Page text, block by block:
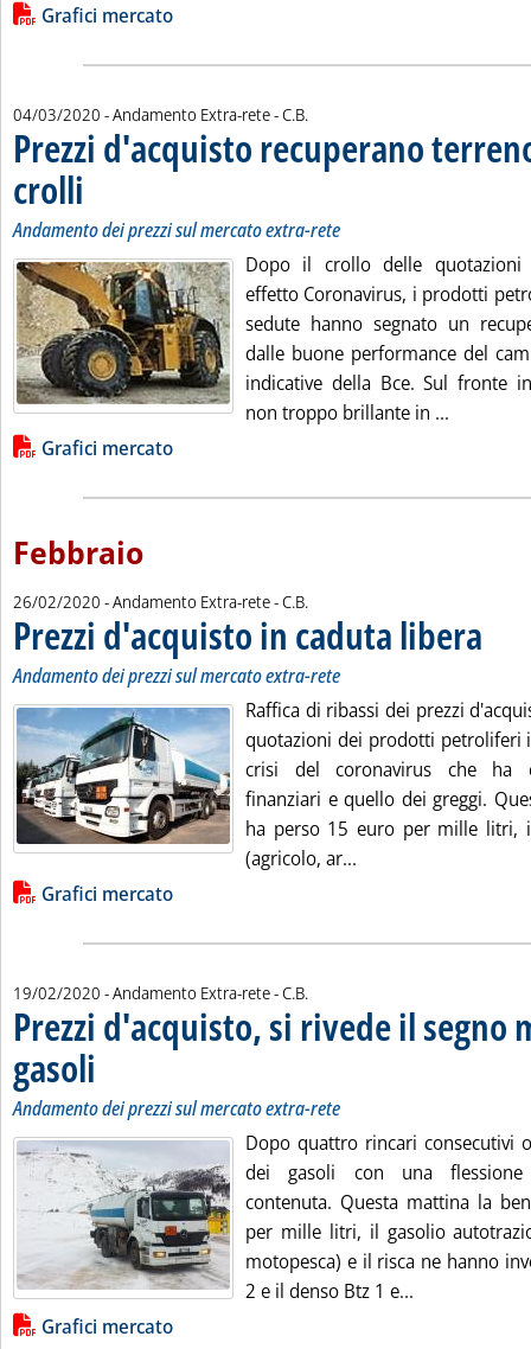
Lista allegati PDF alla notizia
Grafici mercato
04/03/2020 - Andamento Extra-rete -di:
C.B.
Prezzi d'acquisto recuperano
crolli . Sottotitolo: Andamento dei prezzi sul mercato extra-rete
. Pubblicata mercoledì 04 marzo 2020 alle 15.29.
Andamento dei prezzi sul mercato extra-rete
Dopo il crollo delle
effetto Coronavirus, i prodotti
sedute hanno segnato un
dalle buone performance del
indicative della Bce. Sul fronte
non troppo brillante in ...
Lista allegati PDF alla notizia
Grafici mercato
Febbraio
26/02/2020 - Andamento Extra-rete -di:
C.B.
Prezzi d'acquisto in caduta libera
Andamento dei prezzi sul mercato extra-rete
Raffica di ribassi dei prezzi
quotazioni dei prodotti petroliferi
crisi del coronavirus che ha
finanziari e quello dei greggi.
ha perso 15 euro per mille litri,
(agricolo, ar...
Lista allegati PDF alla notizia
Grafici mercato
19/02/2020 - Andamento Extra-rete -di:
C.B.
Prezzi d'acquisto, si rivede il segno
gasoli . Sottotitolo: Andamento dei prezzi sul mercato extra-rete
. Pubblicata mercoledì 19 febbraio 2020 alle 16.25.
Andamento dei prezzi sul mercato extra-rete
Dopo quattro rincari consecutivi
dei gasoli con una flessione
contenuta. Questa mattina la
per mille litri, il gasolio
motopesca) e il risca ne hanno
2 e il denso Btz 1 e...
Lista allegati PDF alla notizia
Grafici mercato